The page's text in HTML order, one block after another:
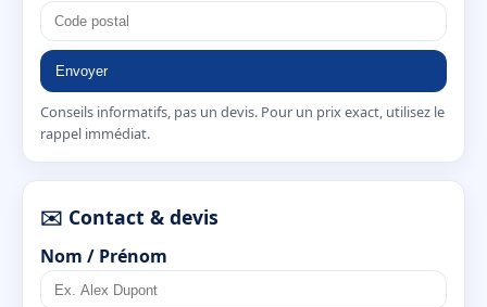
Envoyer
Conseils informatifs, pas un devis. Pour un prix exact, utilisez le
rappel immédiat.
✉️ Contact & devis
Nom / Prénom